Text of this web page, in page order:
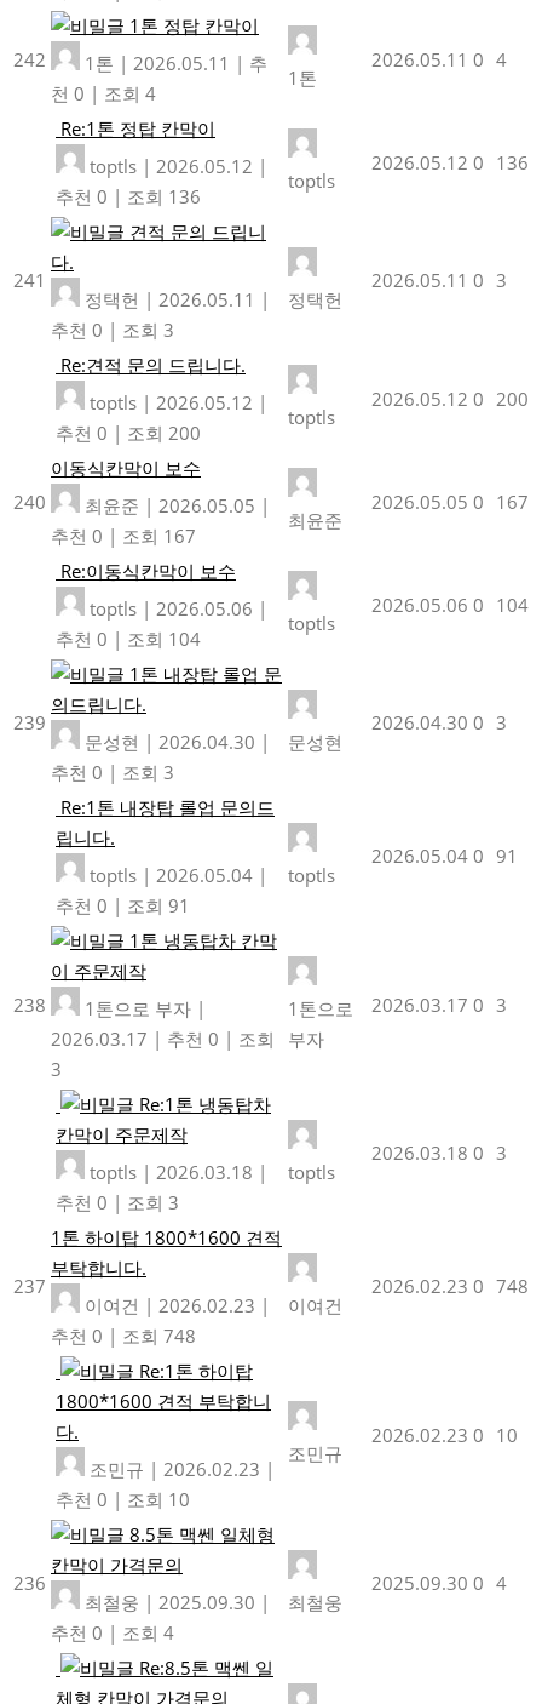
242
1톤 정탑 칸막이
1톤 | 2026.05.11 | 추
천 0 | 조회 4
1톤
2026.05.11 0 4
Re:1톤 정탑 칸막이
toptls | 2026.05.12 |
추천 0 | 조회 136
toptls
2026.05.12 0 136
241
견적 문의 드립니
다.
정택헌 | 2026.05.11 |
추천 0 | 조회 3
정택헌
2026.05.11 0 3
Re:견적 문의 드립니다.
toptls | 2026.05.12 |
추천 0 | 조회 200
toptls
2026.05.12 0 200
240
이동식칸막이 보수
최윤준 | 2026.05.05 |
추천 0 | 조회 167
최윤준
2026.05.05 0 167
Re:이동식칸막이 보수
toptls | 2026.05.06 |
추천 0 | 조회 104
toptls
2026.05.06 0 104
239
1톤 내장탑 롤업 문
의드립니다.
문성현 | 2026.04.30 |
추천 0 | 조회 3
문성현
2026.04.30 0 3
Re:1톤 내장탑 롤업 문의드
립니다.
toptls | 2026.05.04 |
추천 0 | 조회 91
toptls
2026.05.04 0 91
238
1톤 냉동탑차 칸막
이 주문제작
1톤으로 부자 |
2026.03.17 | 추천 0 | 조회
3
1톤으로
부자
2026.03.17 0 3
Re:1톤 냉동탑차
칸막이 주문제작
toptls | 2026.03.18 |
추천 0 | 조회 3
toptls
2026.03.18 0 3
237
1톤 하이탑 1800*1600 견적
부탁합니다.
이여건 | 2026.02.23 |
추천 0 | 조회 748
이여건
2026.02.23 0 748
Re:1톤 하이탑
1800*1600 견적 부탁합니
다.
조민규 | 2026.02.23 |
추천 0 | 조회 10
조민규
2026.02.23 0 10
236
8.5톤 맥쎈 일체형
칸막이 가격문의
최철웅 | 2025.09.30 |
추천 0 | 조회 4
최철웅
2025.09.30 0 4
Re:8.5톤 맥쎈 일
체형 칸막이 가격문의